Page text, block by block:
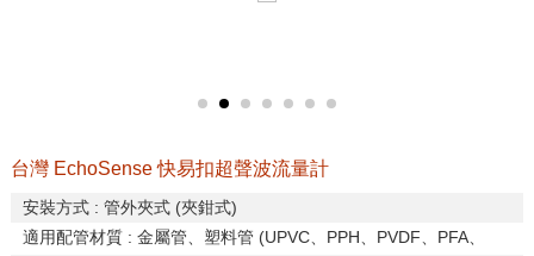
台灣 EchoSense 快易扣超聲波流量計
安裝方式: 管外夾式(夾鉗式)
適用配管材質: 金屬管、塑料管 (UPVC、 PPH、 PVDF、 PFA、